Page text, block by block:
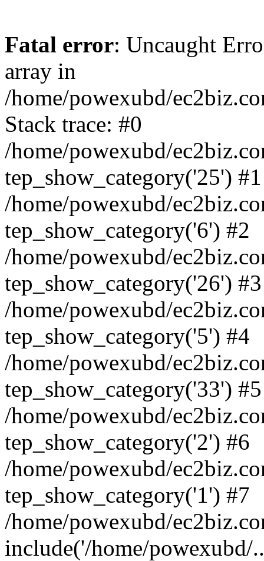
Fatal error: Uncaught
array in
/home/powexubd/
Stack trace: #0
/home/powexubd/
tep_show_category('25') #1
/home/powexubd/
tep_show_category('6') #2
/home/powexubd/
tep_show_category('26') #3
/home/powexubd/
tep_show_category('5') #4
/home/powexubd/
tep_show_category('33') #5
/home/powexubd/
tep_show_category('2') #6
/home/powexubd/
tep_show_category('1') #7
/home/powexubd/
include('/home/